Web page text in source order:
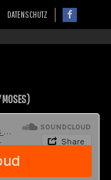
DATENSCHUTZ